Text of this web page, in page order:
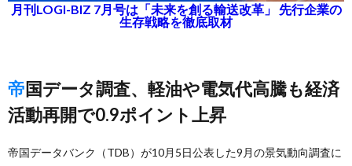
月刊LOGI-BIZ 7月号は「未来を創る輸送改革」 先行企業の
生存戦略を徹底取材
帝国データ調査、軽油や電気代高騰も経済
活動再開で0.9ポイント上昇
帝国データバンク（TDB）が10月5日公表した9月の景気動向調査に